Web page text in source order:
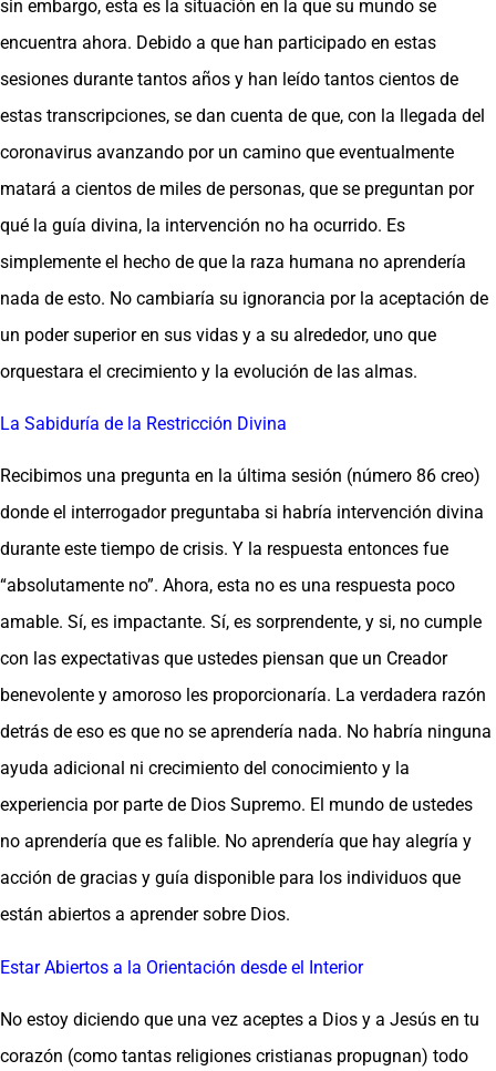
sin embargo, esta es la situación en la que su mundo se
encuentra ahora. Debido a que han participado en estas
sesiones durante tantos años y han leído tantos cientos de
estas transcripciones, se dan cuenta de que, con la llegada del
coronavirus avanzando por un camino que eventualmente
matará a cientos de miles de personas, que se preguntan por
qué la guía divina, la intervención no ha ocurrido. Es
simplemente el hecho de que la raza humana no aprendería
nada de esto. No cambiaría su ignorancia por la aceptación de
un poder superior en sus vidas y a su alrededor, uno que
orquestara el crecimiento y la evolución de las almas.
La Sabiduría de la Restricción Divina
Recibimos una pregunta en la última sesión (número 86 creo)
donde el interrogador preguntaba si habría intervención divina
durante este tiempo de crisis. Y la respuesta entonces fue
“absolutamente no”. Ahora, esta no es una respuesta poco
amable. Sí, es impactante. Sí, es sorprendente, y si, no cumple
con las expectativas que ustedes piensan que un Creador
benevolente y amoroso les proporcionaría. La verdadera razón
detrás de eso es que no se aprendería nada. No habría ninguna
ayuda adicional ni crecimiento del conocimiento y la
experiencia por parte de Dios Supremo. El mundo de ustedes
no aprendería que es falible. No aprendería que hay alegría y
acción de gracias y guía disponible para los individuos que
están abiertos a aprender sobre Dios.
Estar Abiertos a la Orientación desde el Interior
No estoy diciendo que una vez aceptes a Dios y a Jesús en tu
corazón (como tantas religiones cristianas propugnan) todo